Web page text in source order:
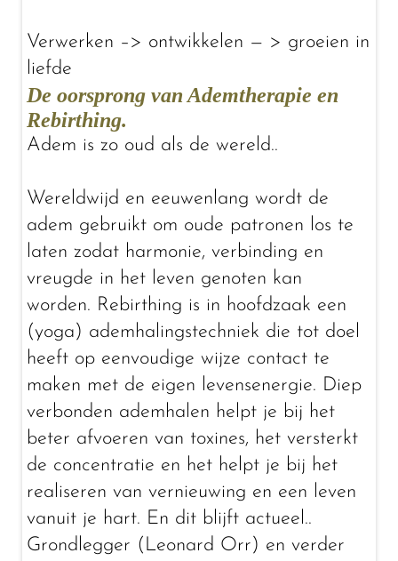
Verwerken –> ontwikkelen — > groeien in
liefde
De oorsprong van Ademtherapie en
Rebirthing.
Adem is zo oud als de wereld..
Wereldwijd en eeuwenlang wordt de
adem gebruikt om oude patronen los te
laten zodat harmonie, verbinding en
vreugde in het leven genoten kan
worden. Rebirthing is in hoofdzaak een
(yoga) ademhalingstechniek die tot doel
heeft op eenvoudige wijze contact te
maken met de eigen levensenergie. Diep
verbonden ademhalen helpt je bij het
beter afvoeren van toxines, het versterkt
de concentratie en het helpt je bij het
realiseren van vernieuwing en een leven
vanuit je hart. En dit blijft actueel..
Grondlegger (Leonard Orr) en verder